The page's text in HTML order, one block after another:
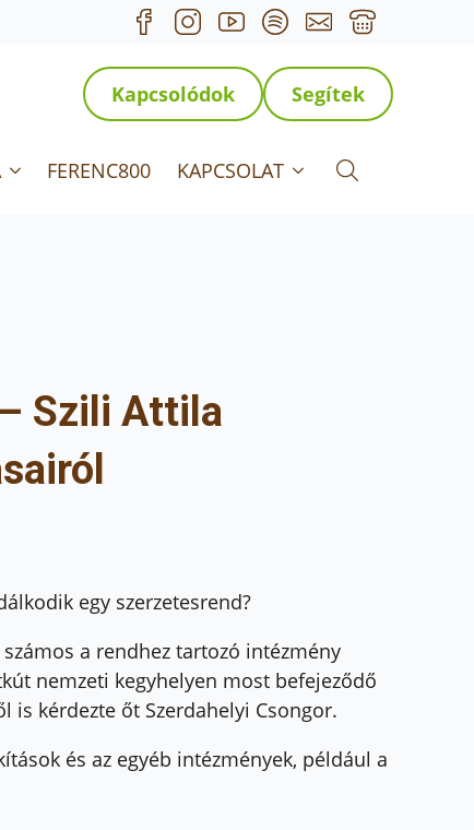
Kapcsolódok Segítek
FERENC800
KAPCSOLAT
Szili Attila
egy szerzetesrend?
a rendhez tartozó intézmény
nemzeti kegyhelyen most befejeződő
is kérdezte őt Szerdahelyi Csongor.
és az egyéb intézmények, például a